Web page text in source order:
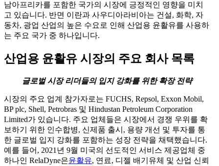
남아프리카를 포함한 국가의 시장에 긍정적인 영향을 미치
고 있습니다. 반면 이란과 사우디아라비아는 건설, 화학, 자
동차, 광업 산업의 높은 수요로 인해 산업용 윤활유를 사용하
는 주요 국가 중 하나입니다.
산업용 윤활유 시장의 주요 회사 목록
글로벌 시장 리더들의 입지 강화를 위한 확장 전략
시장의 주요 업계 참가자로는 FUCHS, Repsol, Exxon Mobil,
BP plc, Shell, Petrobras 및 Hindustan Petroleum Corporation
Limited가 있습니다. 주요 업체들은 시장에서 경쟁 우위를 확
보하기 위한 인수합병, 신제품 출시, 용량 개선 및 투자를 통
한 글로벌 입지 강화를 포함하는 성장 전략을 채택했습니다.
예를 들어, 2021년 9월 미국의 선도적인 서비스 제공업체 중
하나인 RelaDyne은윤활유, 연료, 디젤 배기유체 및 산업 신뢰